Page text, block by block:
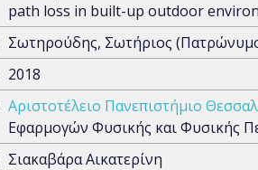
path loss in built-up outdoor
Σωτηρούδης, Σωτήριος
2018
Αριστοτέλειο Πανεπιστήμιο
Εφαρμογών Φυσικής και Φυσικής
Σιακαβάρα Αικατερίνη